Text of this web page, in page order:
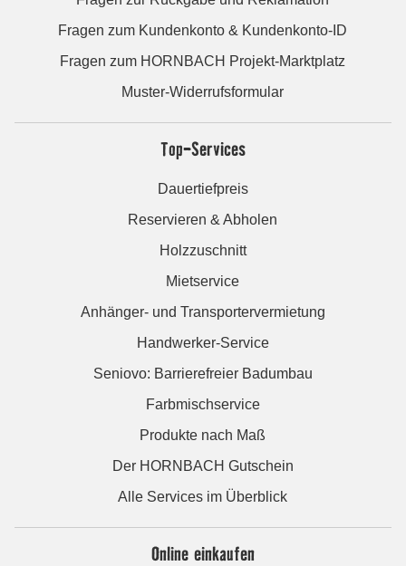
Fragen zum Kundenkonto & Kundenkonto-ID
Fragen zum HORNBACH Projekt-Marktplatz
Muster-Widerrufsformular
Top-Services
Dauertiefpreis
Reservieren & Abholen
Holzzuschnitt
Mietservice
Anhänger- und Transportervermietung
Handwerker-Service
Seniovo: Barrierefreier Badumbau
Farbmischservice
Produkte nach Maß
Der HORNBACH Gutschein
Alle Services im Überblick
Online einkaufen